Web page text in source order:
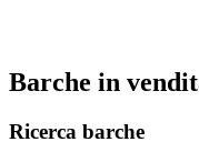
Barche in
Ricerca barche